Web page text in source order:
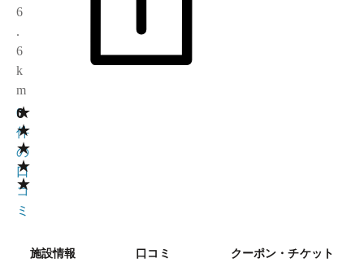
6
.
6
k
m
★
★
★
★
★
0
0
件
の
口
コ
ミ
施設情報 口コミ クーポン・チケット